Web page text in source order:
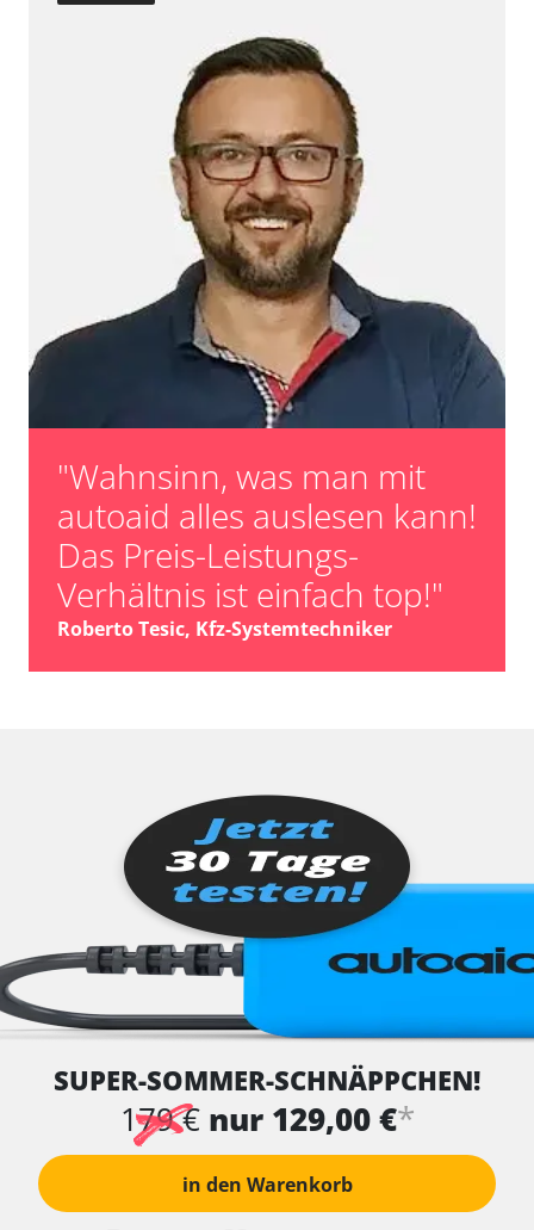
Zurücksetzen der AGR Adaptionswerte
Verfügbarkeit abhängig von Modell, Motorisierung, Ausstattung
"Wahnsinn, was man mit
autoaid alles auslesen kann!
Das Preis-Leistungs-
Verhältnis ist einfach top!"
Roberto Tesic, Kfz-Systemtechniker
SUPER-SOMMER-SCHNÄPPCHEN!
179 € nur 129,00 €*
in den Warenkorb